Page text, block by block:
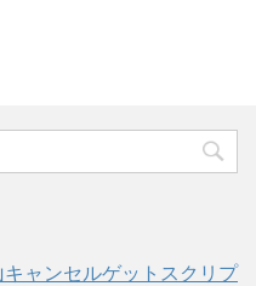
キャンセルゲットスクリプ